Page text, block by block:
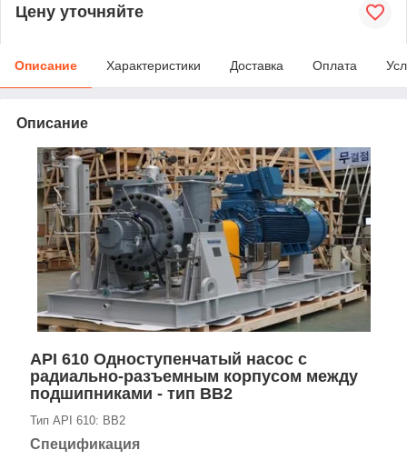
Цену уточняйте
Описание Характеристики Доставка Оплата
Описание
API 610 Одноступенчатый насос с
радиально-разъемным корпусом между
подшипниками - тип ВВ2
Тип API 610: BB2
Спецификация